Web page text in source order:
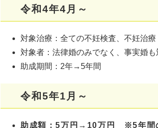
令和4年4月～
対象治療：全ての不妊検査、不妊治
対象者：法律婚のみでなく、事実婚も
助成期間：2年→5年間
令和5年1月～
助成額：5万円→10万円 ※5年間